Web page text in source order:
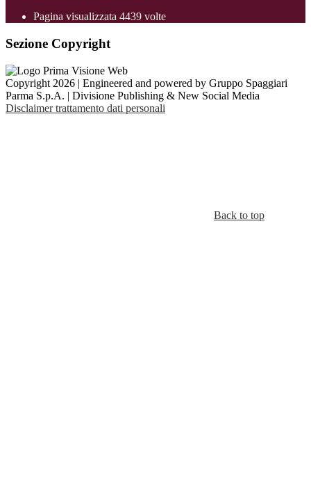
Pagina visualizzata 4439 volte
Sezione Copyright
Copyright 2026 | Engineered and powered by Gruppo Spaggiari
Parma S.p.A. | Divisione Publishing & New Social Media
Disclaimer trattamento dati personali
Back to top